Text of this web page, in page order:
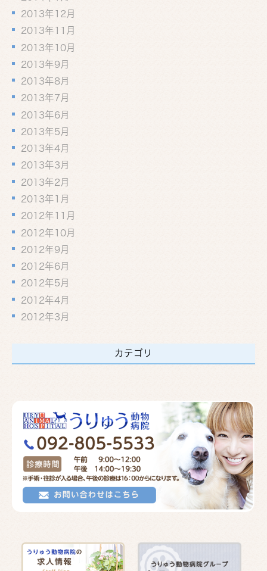
2013年12月
2013年11月
2013年10月
2013年9月
2013年8月
2013年7月
2013年6月
2013年5月
2013年4月
2013年3月
2013年2月
2013年1月
2012年11月
2012年10月
2012年9月
2012年6月
2012年5月
2012年4月
2012年3月
カテゴリ